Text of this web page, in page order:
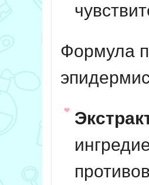
Формула